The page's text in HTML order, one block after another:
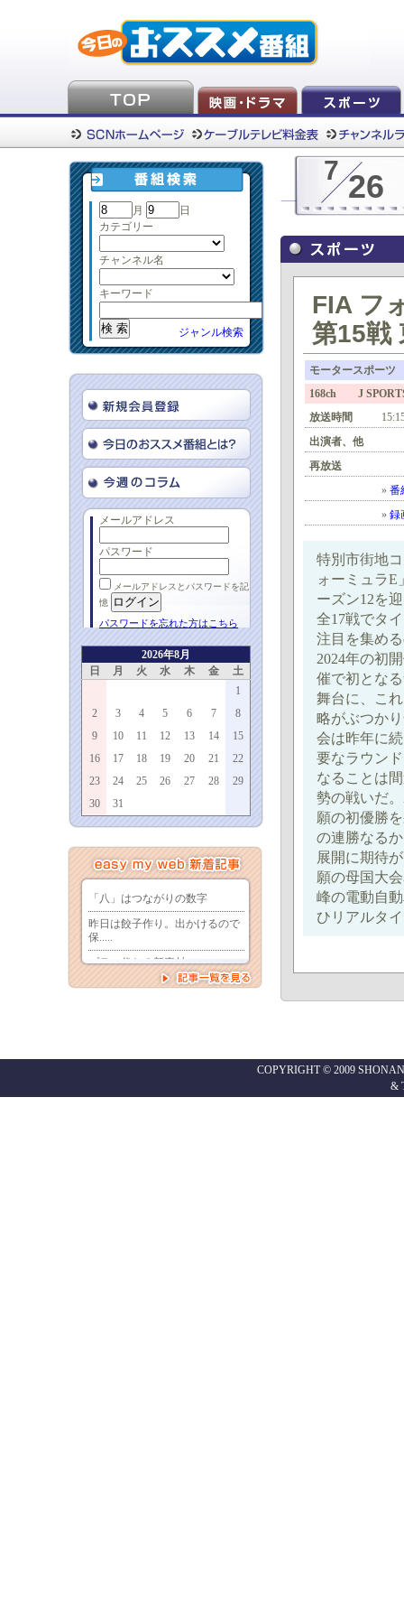
月
日
カテゴリー
チャンネル名
キーワード
ジャンル検索
メールアドレス
パスワード
メールアドレスとパスワードを記
憶
パスワードを忘れた方はこちら
2026年8月
日
月 火 水 木 金
土
1
2
3 4 5 6 7
8
9
10 11 12 13 14
15
16
17 18 19 20 21
22
23
24 25 26 27 28
29
30
31
7 26
FIA フ
第15戦
モータースポーツ
168ch J
放送時間
出演者、他
再放送
» 番
» 録
特別市街地
ォーミュラE
ーズン12を
全17戦でタ
注目を集め
2024年の初
催で初とな
舞台に、こ
略がぶつか
会は昨年に
要なラウン
なることは
勢の戦いだ
願の初優勝
の連勝なる
展開に期待
願の母国大
峰の電動自
ひリアルタ
COPYRIGHT © 2009
&